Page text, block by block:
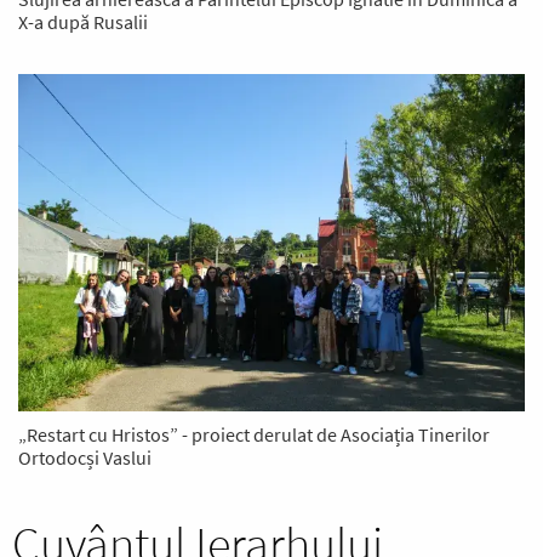
X-a după Rusalii
„Restart cu Hristos” - proiect derulat de Asociația Tinerilor
Ortodocși Vaslui
Cuvântul Ierarhului